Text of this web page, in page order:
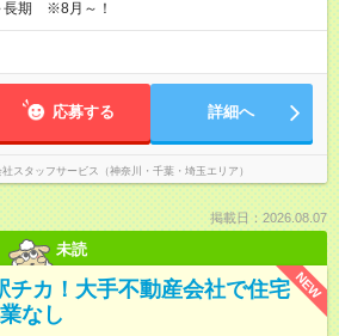
長期 ※8月～！
応募する 詳細へ
スタッフサービス（神奈川・千葉・埼玉エリア）
掲載日：2026.08.07
未読
NEW
チカ！大手不動産会社で住宅
なし